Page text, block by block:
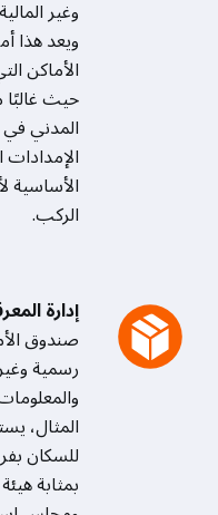
وغير
ويعد هذا
الأماكن
حيث
المدني في
الأساسية
الركب.
إدارة
صندوق
رسمية
المثال،
للسكان
بمثابة